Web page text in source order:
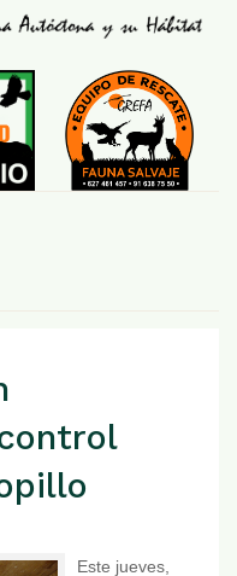
Este jueves,